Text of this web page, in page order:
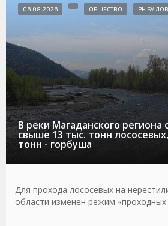
В реки Магаданского региона
свыше 13 тыс. тонн
тонн - горбуша
06.08.2026 ОБЩЕСТВО РЫБУ
Для прохода лососевых на
области изменен режим «проходных